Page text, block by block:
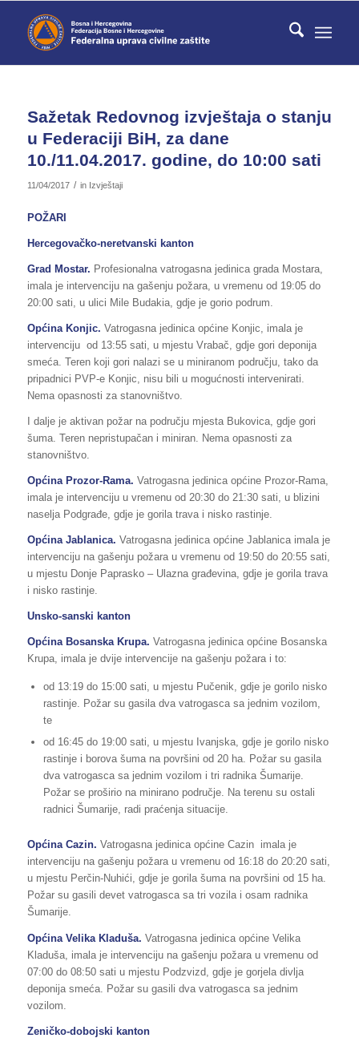
Sažetak Redovnog izvještaja o stanju
u Federaciji BiH, za dane
10./11.04.2017. godine, do 10:00 sati
11/04/2017 / in Izvještaji
POŽARI
Hercegovačko-neretvanski kanton
Grad Mostar. Profesionalna vatrogasna jedinica grada Mostara,
imala je intervenciju na gašenju požara, u vremenu od 19:05 do
20:00 sati, u ulici Mile Budakia, gdje je gorio podrum.
Općina Konjic. Vatrogasna jedinica općine Konjic, imala je
intervenciju od 13:55 sati, u mjestu Vrabač, gdje gori deponija
smeća. Teren koji gori nalazi se u miniranom području, tako da
pripadnici PVP-e Konjic, nisu bili u mogućnosti intervenirati.
Nema opasnosti za stanovništvo.
I dalje je aktivan požar na području mjesta Bukovica, gdje gori
šuma. Teren nepristupačan i miniran. Nema opasnosti za
stanovništvo.
Općina Prozor-Rama. Vatrogasna jedinica općine Prozor-Rama,
imala je intervenciju u vremenu od 20:30 do 21:30 sati, u blizini
naselja Podgrađe, gdje je gorila trava i nisko rastinje.
Općina Jablanica. Vatrogasna jedinica općine Jablanica imala je
intervenciju na gašenju požara u vremenu od 19:50 do 20:55 sati,
u mjestu Donje Paprasko – Ulazna građevina, gdje je gorila trava
i nisko rastinje.
Unsko-sanski kanton
Općina Bosanska Krupa. Vatrogasna jedinica općine Bosanska
Krupa, imala je dvije intervencije na gašenju požara i to:
od 13:19 do 15:00 sati, u mjestu Pučenik, gdje je gorilo nisko
rastinje. Požar su gasila dva vatrogasca sa jednim vozilom,
te
od 16:45 do 19:00 sati, u mjestu Ivanjska, gdje je gorilo nisko
rastinje i borova šuma na površini od 20 ha. Požar su gasila
dva vatrogasca sa jednim vozilom i tri radnika Šumarije.
Požar se proširio na minirano područje. Na terenu su ostali
radnici Šumarije, radi praćenja situacije.
Općina Cazin. Vatrogasna jedinica općine Cazin imala je
intervenciju na gašenju požara u vremenu od 16:18 do 20:20 sati,
u mjestu Perčin-Nuhići, gdje je gorila šuma na površini od 15 ha.
Požar su gasili devet vatrogasca sa tri vozila i osam radnika
Šumarije.
Općina Velika Kladuša. Vatrogasna jedinica općine Velika
Kladuša, imala je intervenciju na gašenju požara u vremenu od
07:00 do 08:50 sati u mjestu Podzvizd, gdje je gorjela divlja
deponija smeća. Požar su gasili dva vatrogasca sa jednim
vozilom.
Zeničko-dobojski kanton